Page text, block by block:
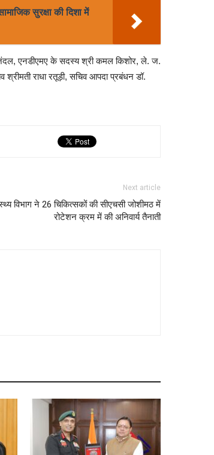
सुरक्षा की दिशा में
एनडीएमए के सदस्य श्री कमल किशोर, ले. ज.
राधा रतूड़ी, सचिव आपदा प्रबंधन डॉ.
Next article
विभाग ने 26 चिकित्सकों की सीएचसी जोशीमठ में
रोटेशन क्रम में की अनिवार्य तैनाती